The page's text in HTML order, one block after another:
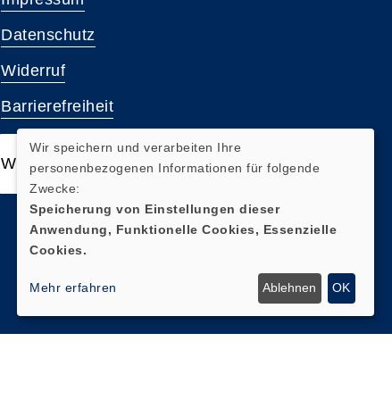
Datenschutz
Widerruf
Barrierefreiheit
Widerrufsformular
Wir speichern und verarbeiten Ihre
personenbezogenen Informationen für folgende
Zwecke:
Speicherung von Einstellungen dieser
Anwendung, Funktionelle Cookies, Essenzielle
Cookies.
Mehr erfahren Ablehnen OK